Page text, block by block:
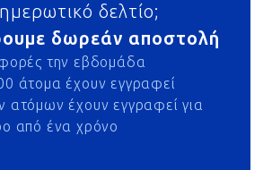
δελτίο;
δωρεάν αποστολή
την εβδομάδα
άτομα έχουν εγγραφεί
ατόμων έχουν εγγραφεί για
από ένα χρόνο